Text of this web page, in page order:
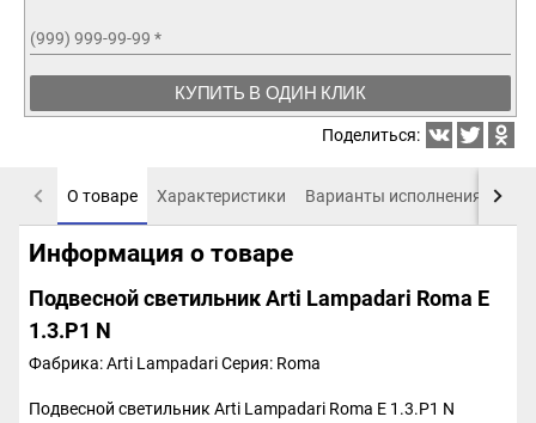
(999) 999-99-99 *
КУПИТЬ В ОДИН КЛИК
Поделиться:
О товаре Характеристики Варианты исполнения
Информация о товаре
Подвесной светильник Arti Lampadari Roma E
1.3.P1 N
Фабрика: Arti LampadariСерия: Roma
Подвесной светильник Arti Lampadari Roma E 1.3.P1 N